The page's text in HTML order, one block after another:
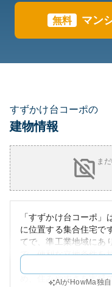
無料 マン
すずかけ台コーポの
建物情報
ま
「すずかけ台コーポ
に位置する集合住宅で
てで、準工業地域にあ
で、便利な立地条件を
にも比較的近く、多摩
め、住みやすさを実感
AIがHowMa独